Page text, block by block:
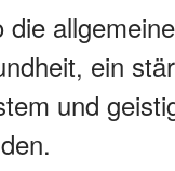
die allgemeine
ein
und